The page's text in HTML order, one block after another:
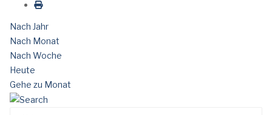
Nach Jahr
Nach Monat
Nach Woche
Heute
Gehe zu Monat